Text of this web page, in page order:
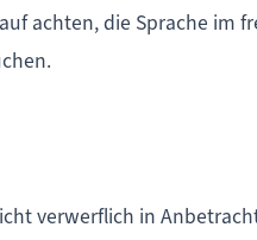
achten, die Sprache
verwerflich in